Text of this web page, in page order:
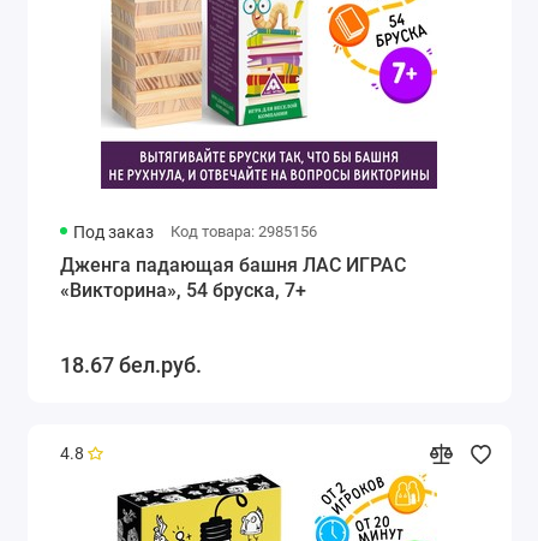
Под заказ Код товара: 2985156
Дженга падающая башня ЛАС ИГРАС
«Викторина», 54 бруска, 7+
18.67 бел.руб.
4.8